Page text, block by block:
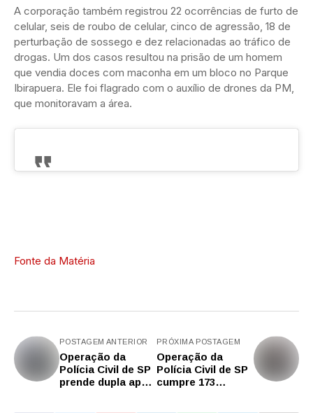
A corporação também registrou 22 ocorrências de furto de
celular, seis de roubo de celular, cinco de agressão, 18 de
perturbação de sossego e dez relacionadas ao tráfico de
drogas. Um dos casos resultou na prisão de um homem
que vendia doces com maconha em um bloco no Parque
Ibirapuera. Ele foi flagrado com o auxílio de drones da PM,
que monitoravam a área.
Fonte da Matéria
POSTAGEM ANTERIOR
Operação da
Polícia Civil de SP
prende dupla após
PRÓXIMA POSTAGEM
Operação da
Polícia Civil de SP
cumpre 173